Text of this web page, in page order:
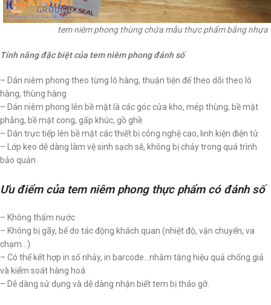
tem niêm phong thùng chứa mẫu thực phẩm bằng nhựa
Tính năng đặc biệt của tem niêm phong đánh số
– Dán niêm phong theo từng lô hàng, thuận tiện để theo dõi theo lô
hàng, thùng hàng
– Dán niêm phong lên bề mặt là các góc cửa kho, mép thùng, bề mặt
phẳng, bề mặt cong, gấp khúc, gồ ghề
– Dán trực tiếp lên bề mặt các thiết bị công nghệ cao, linh kiện điện tử
– Lớp keo dễ dàng làm vệ sinh sạch sẽ, không bị chảy trong quá trình
bảo quản
Ưu điểm của tem niêm phong thực phẩm có đánh số
– Không thấm nước
– Không bị gãy, bể do tác động khách quan (nhiệt độ, vận chuyển, va
chạm…)
– Có thể kết hợp in số nhảy, in barcode…nhằm tăng hiệu quả chống giả
và kiểm soát hàng hoá
– Dễ dàng sử dụng và dễ dàng nhận biết tem bị tháo gỡ.